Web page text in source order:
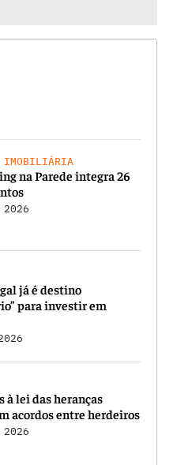
IMOBILIÁRIA
na Parede integra 26
2026
já é destino
para investir em
à lei das heranças
acordos entre herdeiros
2026